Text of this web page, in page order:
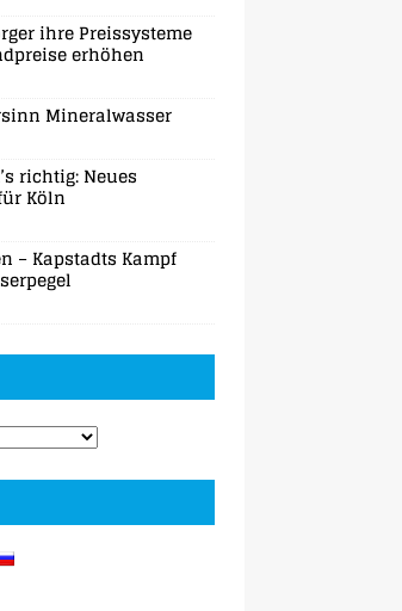
ihre Preissysteme
erhöhen
Mineralwasser
richtig: Neues
Köln
– Kapstadts Kampf